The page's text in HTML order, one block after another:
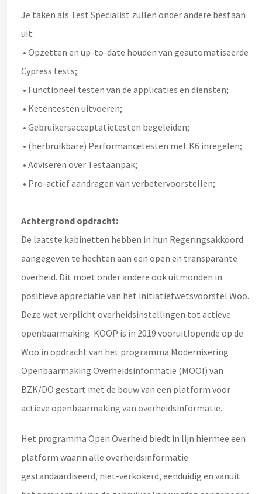
Je taken als Test Specialist zullen onder andere bestaan
uit:
• Opzetten en up-to-date houden van geautomatiseerde
Cypress tests;
• Functioneel testen van de applicaties en diensten;
• Ketentesten uitvoeren;
• Gebruikersacceptatietesten begeleiden;
• (herbruikbare) Performancetesten met K6 inregelen;
• Adviseren over Testaanpak;
• Pro-actief aandragen van verbetervoorstellen;
Achtergrond opdracht:
De laatste kabinetten hebben in hun Regeringsakkoord
aangegeven te hechten aan een open en transparante
overheid. Dit moet onder andere ook uitmonden in
positieve appreciatie van het initiatiefwetsvoorstel Woo.
Deze wet verplicht overheidsinstellingen tot actieve
openbaarmaking. KOOP is in 2019 vooruitlopende op de
Woo in opdracht van het programma Modernisering
Openbaarmaking Overheidsinformatie (MOOI) van
BZK/DO gestart met de bouw van een platform voor
actieve openbaarmaking van overheidsinformatie.
Het programma Open Overheid biedt in lijn hiermee een
platform waarin alle overheidsinformatie
gestandaardiseerd, niet-verkokerd, eenduidig en vanuit